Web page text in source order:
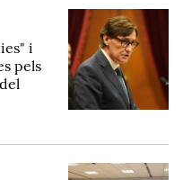
i
pels